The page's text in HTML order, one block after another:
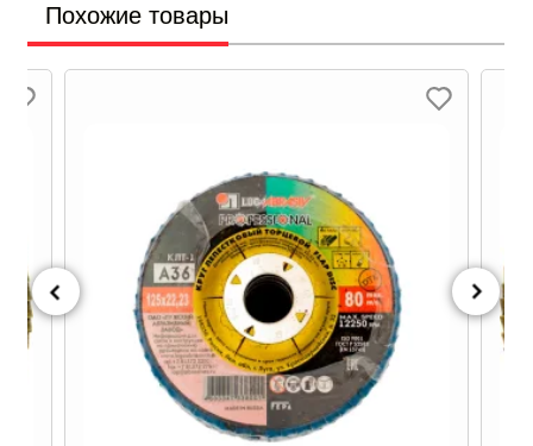
Похожие товары